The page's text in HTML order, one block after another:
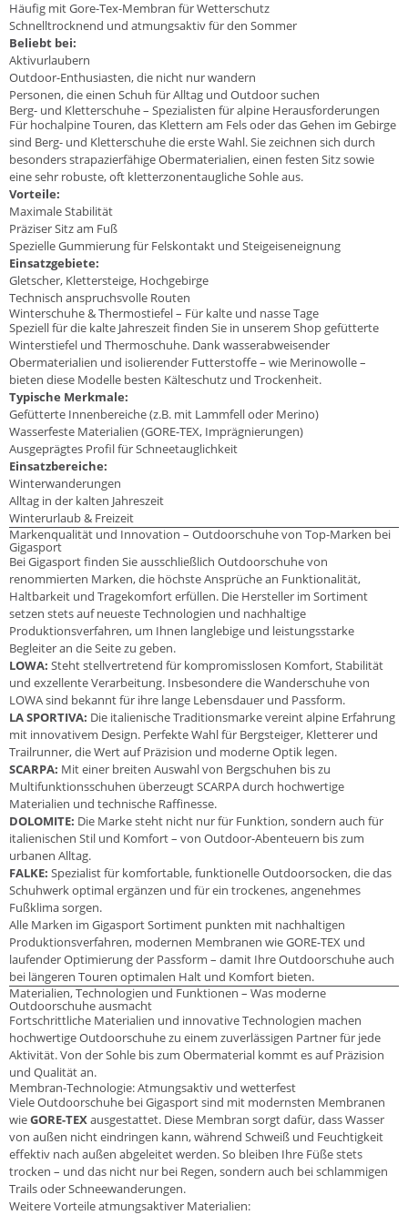
Häufig mit Gore-Tex-Membran für Wetterschutz
Schnelltrocknend und atmungsaktiv für den Sommer
Beliebt bei:
Aktivurlaubern
Outdoor-Enthusiasten, die nicht nur wandern
Personen, die einen Schuh für Alltag und Outdoor suchen
Berg- und Kletterschuhe – Spezialisten für alpine Herausforderungen
Für hochalpine Touren, das Klettern am Fels oder das Gehen im Gebirge
sind Berg- und Kletterschuhe die erste Wahl. Sie zeichnen sich durch
besonders strapazierfähige Obermaterialien, einen festen Sitz sowie
eine sehr robuste, oft kletterzonentaugliche Sohle aus.
Vorteile:
Maximale Stabilität
Präziser Sitz am Fuß
Spezielle Gummierung für Felskontakt und Steigeiseneignung
Einsatzgebiete:
Gletscher, Klettersteige, Hochgebirge
Technisch anspruchsvolle Routen
Winterschuhe & Thermostiefel – Für kalte und nasse Tage
Speziell für die kalte Jahreszeit finden Sie in unserem Shop gefütterte
Winterstiefel und Thermoschuhe. Dank wasserabweisender
Obermaterialien und isolierender Futterstoffe – wie Merinowolle –
bieten diese Modelle besten Kälteschutz und Trockenheit.
Typische Merkmale:
Gefütterte Innenbereiche (z.B. mit Lammfell oder Merino)
Wasserfeste Materialien (GORE-TEX, Imprägnierungen)
Ausgeprägtes Profil für Schneetauglichkeit
Einsatzbereiche:
Winterwanderungen
Alltag in der kalten Jahreszeit
Winterurlaub & Freizeit
Markenqualität und Innovation – Outdoorschuhe von Top-Marken bei
Gigasport
Bei Gigasport finden Sie ausschließlich Outdoorschuhe von
renommierten Marken, die höchste Ansprüche an Funktionalität,
Haltbarkeit und Tragekomfort erfüllen. Die Hersteller im Sortiment
setzen stets auf neueste Technologien und nachhaltige
Produktionsverfahren, um Ihnen langlebige und leistungsstarke
Begleiter an die Seite zu geben.
LOWA: Steht stellvertretend für kompromisslosen Komfort, Stabilität
und exzellente Verarbeitung. Insbesondere die Wanderschuhe von
LOWA sind bekannt für ihre lange Lebensdauer und Passform.
LA SPORTIVA: Die italienische Traditionsmarke vereint alpine Erfahrung
mit innovativem Design. Perfekte Wahl für Bergsteiger, Kletterer und
Trailrunner, die Wert auf Präzision und moderne Optik legen.
SCARPA: Mit einer breiten Auswahl von Bergschuhen bis zu
Multifunktionsschuhen überzeugt SCARPA durch hochwertige
Materialien und technische Raffinesse.
DOLOMITE: Die Marke steht nicht nur für Funktion, sondern auch für
italienischen Stil und Komfort – von Outdoor-Abenteuern bis zum
urbanen Alltag.
FALKE: Spezialist für komfortable, funktionelle Outdoorsocken, die das
Schuhwerk optimal ergänzen und für ein trockenes, angenehmes
Fußklima sorgen.
Alle Marken im Gigasport Sortiment punkten mit nachhaltigen
Produktionsverfahren, modernen Membranen wie GORE-TEX und
laufender Optimierung der Passform – damit Ihre Outdoorschuhe auch
bei längeren Touren optimalen Halt und Komfort bieten.
Materialien, Technologien und Funktionen – Was moderne
Outdoorschuhe ausmacht
Fortschrittliche Materialien und innovative Technologien machen
hochwertige Outdoorschuhe zu einem zuverlässigen Partner für jede
Aktivität. Von der Sohle bis zum Obermaterial kommt es auf Präzision
und Qualität an.
Membran-Technologie: Atmungsaktiv und wetterfest
Viele Outdoorschuhe bei Gigasport sind mit modernsten Membranen
wieGORE-TEXausgestattet. Diese Membran sorgt dafür, dass Wasser
von außen nicht eindringen kann, während Schweiß und Feuchtigkeit
effektiv nach außen abgeleitet werden. So bleiben Ihre Füße stets
trocken – und das nicht nur bei Regen, sondern auch bei schlammigen
Trails oder Schneewanderungen.
Weitere Vorteile atmungsaktiver Materialien: